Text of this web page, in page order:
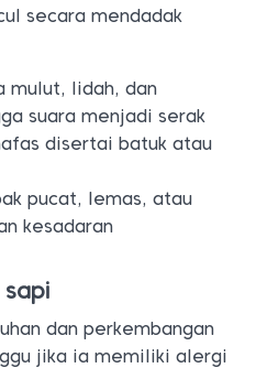
secara mendadak
mulut, lidah, dan
suara menjadi serak
disertai batuk atau
pucat, lemas, atau
kesadaran
sapi
dan perkembangan
jika ia memiliki alergi